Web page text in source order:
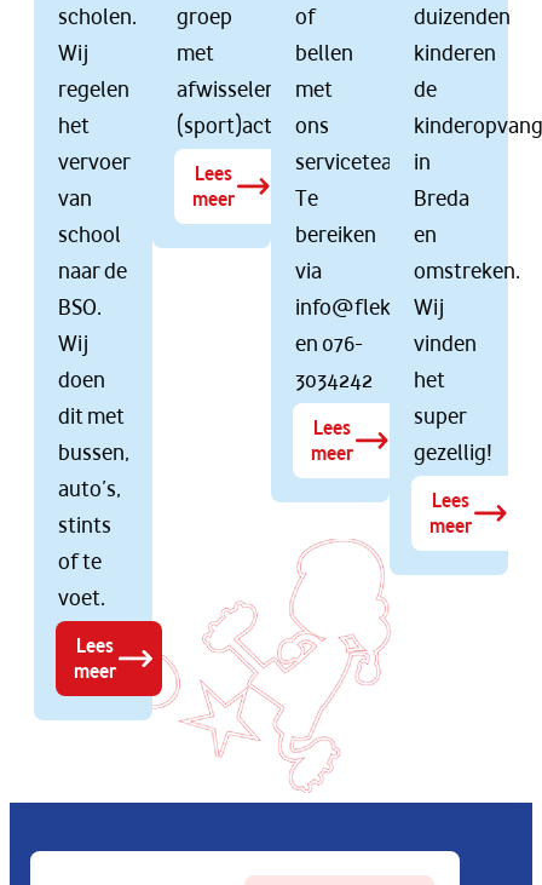
scholen.
Wij
regelen
het
vervoer
van
school
naar de
BSO.
Wij
doen
dit met
bussen,
auto’s,
stints
of te
voet.
Lees
meer
groep
met
afwisselende
(sport)activiteiten.
Lees
meer
of
bellen
met
ons
serviceteam.
Te
bereiken
via
info@flekss.nl
en 076-
3034242
Lees
meer
duizenden
kinderen
de
kinderopvang
in
Breda
en
omstreken.
Wij
vinden
het
super
gezellig!
Lees
meer